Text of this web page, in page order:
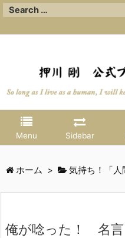
Menu Sidebar
ホーム > 気持ち！「人
俺が唸った！ 名